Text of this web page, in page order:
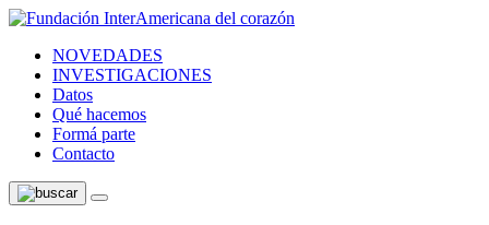
NOVEDADES
INVESTIGACIONES
Datos
Qué hacemos
Formá parte
Contacto